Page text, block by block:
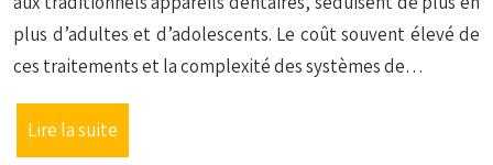
plus d’adultes et d’adolescents. Le coût souvent élevé de
ces traitements et la complexité des systèmes de…
Lire la suite